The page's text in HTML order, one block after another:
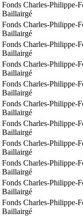
Fonds Charles-Philippe-
Baillairgé
Fonds Charles-Philippe-
Baillairgé
Fonds Charles-Philippe-
Baillairgé
Fonds Charles-Philippe-
Baillairgé
Fonds Charles-Philippe-
Baillairgé
Fonds Charles-Philippe-
Baillairgé
Fonds Charles-Philippe-
Baillairgé
Fonds Charles-Philippe-
Baillairgé
Fonds Charles-Philippe-
Baillairgé
Fonds Charles-Philippe-
Baillairgé
Fonds Charles-Philippe-
Baillairgé